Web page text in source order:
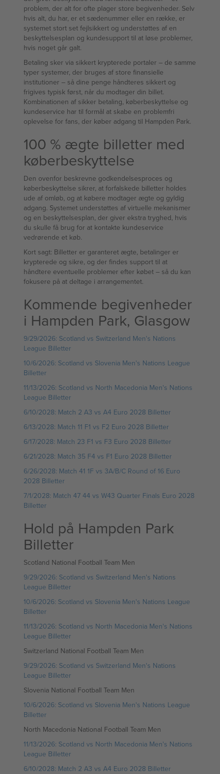
problem, der alt for ofte plager store begivenheder. Selv
hvis alt, du har, er et sædenummer eller en række, er
systemet stort set fejlsikkert og understøttes af en
beskyttelsesplan og kundesupport til at løse problemer,
hvis noget går galt.
Betaling sker via sikkert krypterede portaler – de samme
typer systemer, der bruges af store finansielle
institutioner – så dine penge håndteres sikkert og
frigives typisk først, når du modtager din billet.
Kombinationen af sikker betaling, køberbeskyttelse og
kundeservice har til formål at skabe en problemfri
oplevelse for fans, der køber adgang til Hampden Park.
100 % ægte billetter med
køberbeskyttelse
Den ovenfor beskrevne godkendelsesproces og
køberbeskyttelse sikrer, at forfalskede billetter holdes
ude af omløb, og at købere modtager ægte og gyldig
adgang. Systemet understøttes af virtuelle mekanismer
og en beskyttelsesplan, der giver ekstra tryghed, hvis
du skulle få brug for at kontakte kundeservice
vedrørende et køb.
Kort sagt: Billetter er garanteret ægte, betalinger er
krypterede og sikre, og der findes support til at
håndtere eventuelle problemer efter købet – så du kan
fokusere på at deltage i arrangementet.
Kommende begivenheder
i Hampden Park, Glasgow
9/29/2026: Scotland vs Switzerland Men's Nations
League Billetter
10/6/2026: Scotland vs Slovenia Men's Nations League
Billetter
11/13/2026: Scotland vs North Macedonia Men's Nations
League Billetter
6/10/2028: Match 2 A3 vs A4 Euro 2028 Billetter
6/13/2028: Match 11 F1 vs F2 Euro 2028 Billetter
6/17/2028: Match 23 F1 vs F3 Euro 2028 Billetter
6/21/2028: Match 35 F4 vs F1 Euro 2028 Billetter
6/26/2028: Match 41 1F vs 3A/B/C Round of 16 Euro
2028 Billetter
7/1/2028: Match 47 44 vs W43 Quarter Finals Euro 2028
Billetter
Hold på Hampden Park
Billetter
Scotland National Football Team Men
9/29/2026: Scotland vs Switzerland Men's Nations
League Billetter
10/6/2026: Scotland vs Slovenia Men's Nations League
Billetter
11/13/2026: Scotland vs North Macedonia Men's Nations
League Billetter
Switzerland National Football Team Men
9/29/2026: Scotland vs Switzerland Men's Nations
League Billetter
Slovenia National Football Team Men
10/6/2026: Scotland vs Slovenia Men's Nations League
Billetter
North Macedonia National Football Team Men
11/13/2026: Scotland vs North Macedonia Men's Nations
League Billetter
6/10/2028: Match 2 A3 vs A4 Euro 2028 Billetter